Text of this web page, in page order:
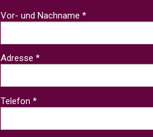
Vor- und Nachname *
Adresse *
Telefon *